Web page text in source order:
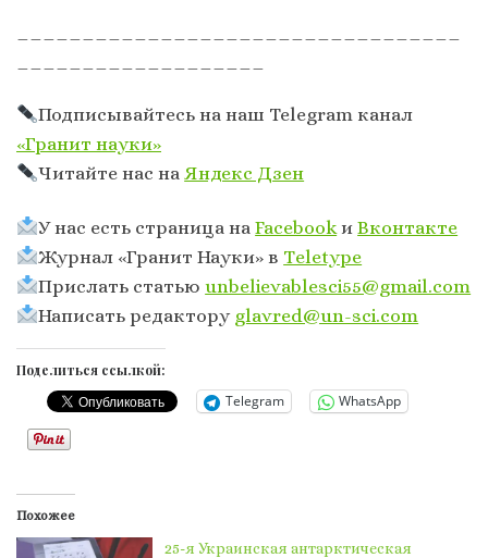
Подписывайтесь на наш Telegram канал
«Гранит науки»
Читайте нас наЯндекс Дзен
У нас есть страница наFacebook иВконтакте
Журнал «Гранит Науки» в Тeletype
Прислать статьюunbelievablesci55@gmail.com
Написать редактору glavred@un-sci.com
Поделиться ссылкой:
Telegram WhatsApp
Похожее
25-я Украинская антарктическая